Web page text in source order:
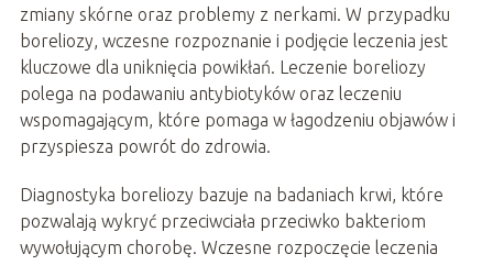
zmiany skórne oraz problemy z nerkami. W przypadku
boreliozy, wczesne rozpoznanie i podjęcie leczenia jest
kluczowe dla uniknięcia powikłań. Leczenie boreliozy
polega na podawaniu antybiotyków oraz leczeniu
wspomagającym, które pomaga w łagodzeniu objawów i
przyspiesza powrót do zdrowia.
Diagnostyka boreliozy bazuje na badaniach krwi, które
pozwalają wykryć przeciwciała przeciwko bakteriom
wywołującym chorobę. Wczesne rozpoczęcie leczenia